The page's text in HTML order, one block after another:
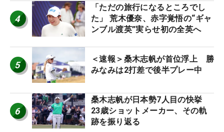
4
「ただの旅行になるところでし
た」 荒木優奈、赤字覚悟の“ギャ
ンブル渡英”実らせ初の全英へ
5
＜速報＞桑木志帆が首位浮上 勝
みなみは2打差で後半プレー中
6
桑木志帆が日本勢7人目の快挙
23歳ショットメーカー、その軌
跡を振り返る